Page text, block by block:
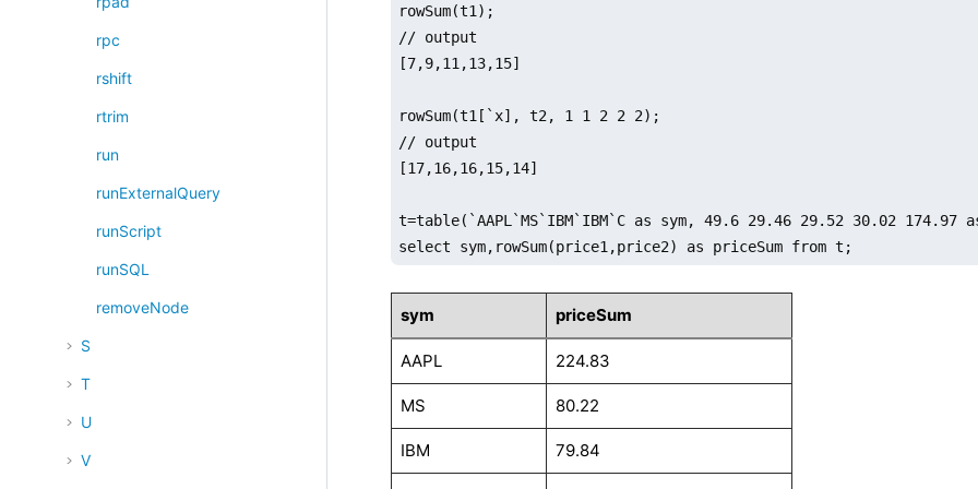
rpc
rshift
rtrim
run
runExternalQuery
runScript
runSQL
removeNode
S
T
U
V
rowSum(t1);
// output
[7,9,11,13,15]
rowSum(t1[`x], t2, 1 1 2 2 2);
// output
[17,16,16,15,14]
t=table(`AAPL`MS`IBM`IBM`C as sym, 49.6 29.46 29.52 30.02
select sym,rowSum(price1,price2) as priceSum from t;
sym priceSum
AAPL 224.83
MS 80.22
IBM 79.84